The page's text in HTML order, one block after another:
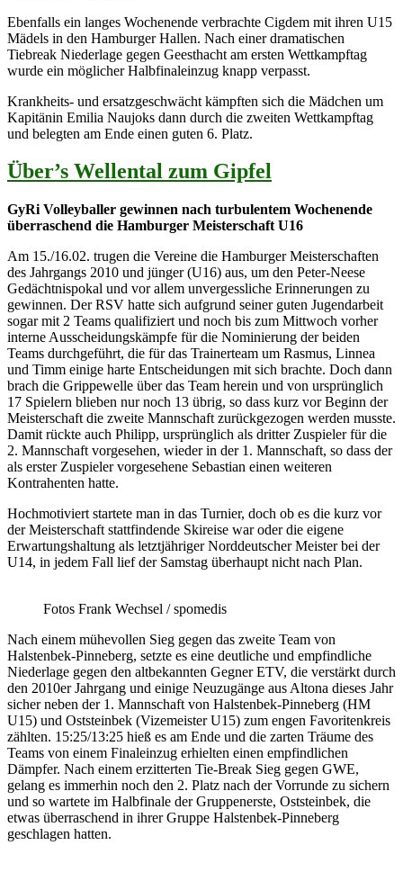
Ebenfalls ein langes Wochenende verbrachte Cigdem mit ihren U15
Mädels in den Hamburger Hallen. Nach einer dramatischen
Tiebreak Niederlage gegen Geesthacht am ersten Wettkampftag
wurde ein möglicher Halbfinaleinzug knapp verpasst.
Krankheits- und ersatzgeschwächt kämpften sich die Mädchen um
Kapitänin Emilia Naujoks dann durch die zweiten Wettkampftag
und belegten am Ende einen guten 6. Platz.
Über’s Wellental zum Gipfel
GyRi Volleyballer gewinnen nach turbulentem Wochenende
überraschend die Hamburger Meisterschaft U16
Am 15./16.02. trugen die Vereine die Hamburger Meisterschaften
des Jahrgangs 2010 und jünger (U16) aus, um den Peter-Neese
Gedächtnispokal und vor allem unvergessliche Erinnerungen zu
gewinnen. Der RSV hatte sich aufgrund seiner guten Jugendarbeit
sogar mit 2 Teams qualifiziert und noch bis zum Mittwoch vorher
interne Ausscheidungskämpfe für die Nominierung der beiden
Teams durchgeführt, die für das Trainerteam um Rasmus, Linnea
und Timm einige harte Entscheidungen mit sich brachte. Doch dann
brach die Grippewelle über das Team herein und von ursprünglich
17 Spielern blieben nur noch 13 übrig, so dass kurz vor Beginn der
Meisterschaft die zweite Mannschaft zurückgezogen werden musste.
Damit rückte auch Philipp, ursprünglich als dritter Zuspieler für die
2. Mannschaft vorgesehen, wieder in der 1. Mannschaft, so dass der
als erster Zuspieler vorgesehene Sebastian einen weiteren
Kontrahenten hatte.
Hochmotiviert startete man in das Turnier, doch ob es die kurz vor
der Meisterschaft stattfindende Skireise war oder die eigene
Erwartungshaltung als letztjähriger Norddeutscher Meister bei der
U14, in jedem Fall lief der Samstag überhaupt nicht nach Plan.
Fotos Frank Wechsel / spomedis
Nach einem mühevollen Sieg gegen das zweite Team von
Halstenbek-Pinneberg, setzte es eine deutliche und empfindliche
Niederlage gegen den altbekannten Gegner ETV, die verstärkt durch
den 2010er Jahrgang und einige Neuzugänge aus Altona dieses Jahr
sicher neben der 1. Mannschaft von Halstenbek-Pinneberg (HM
U15) und Oststeinbek (Vizemeister U15) zum engen Favoritenkreis
zählten. 15:25/13:25 hieß es am Ende und die zarten Träume des
Teams von einem Finaleinzug erhielten einen empfindlichen
Dämpfer. Nach einem erzitterten Tie-Break Sieg gegen GWE,
gelang es immerhin noch den 2. Platz nach der Vorrunde zu sichern
und so wartete im Halbfinale der Gruppenerste, Oststeinbek, die
etwas überraschend in ihrer Gruppe Halstenbek-Pinneberg
geschlagen hatten.